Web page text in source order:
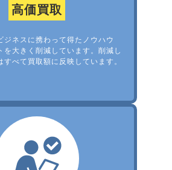
高価買取
ジネスに携わって得たノウハウ
を大きく削減しています。削減し
すべて買取額に反映しています。